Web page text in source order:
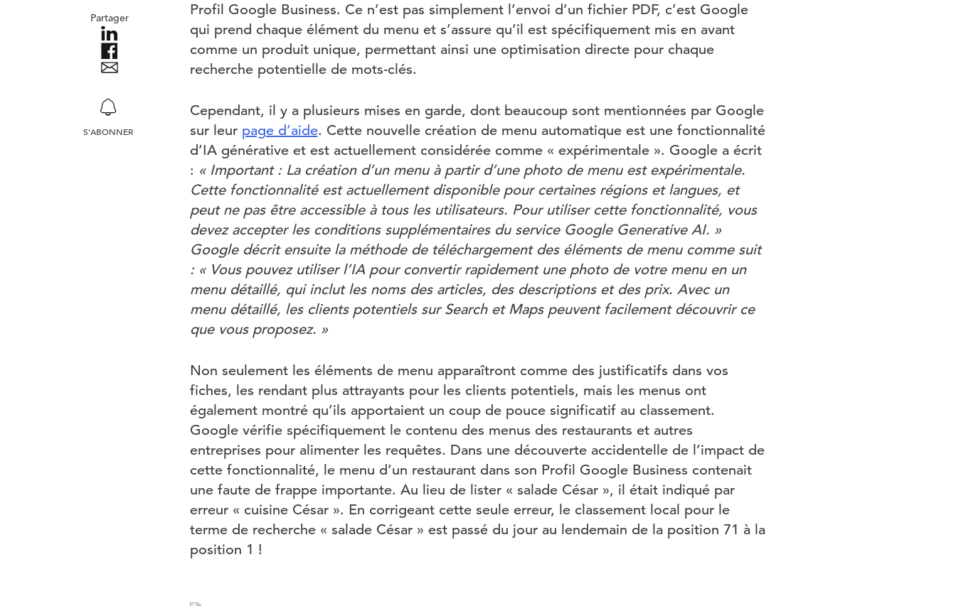
Partager
S’ABONNER
Profil Google Business. Ce n’est pas simplement l’envoi d’un fichier PDF, c’est Google
qui prend chaque élément du menu et s’assure qu’il est spécifiquement mis en avant
comme un produit unique, permettant ainsi une optimisation directe pour chaque
recherche potentielle de mots-clés.
Cependant, il y a plusieurs mises en garde, dont beaucoup sont mentionnées par Google
sur leur page d’aide. Cette nouvelle création de menu automatique est une fonctionnalité
d’IA générative et est actuellement considérée comme « expérimentale ». Google a écrit
: « Important : La création d’un menu à partir d’une photo de menu est expérimentale.
Cette fonctionnalité est actuellement disponible pour certaines régions et langues, et
peut ne pas être accessible à tous les utilisateurs. Pour utiliser cette fonctionnalité, vous
devez accepter les conditions supplémentaires du service Google Generative AI. »
Google décrit ensuite la méthode de téléchargement des éléments de menu comme suit
: « Vous pouvez utiliser l’IA pour convertir rapidement une photo de votre menu en un
menu détaillé, qui inclut les noms des articles, des descriptions et des prix. Avec un
menu détaillé, les clients potentiels sur Search et Maps peuvent facilement découvrir ce
que vous proposez. »
Non seulement les éléments de menu apparaîtront comme des justificatifs dans vos
fiches, les rendant plus attrayants pour les clients potentiels, mais les menus ont
également montré qu’ils apportaient un coup de pouce significatif au classement.
Google vérifie spécifiquement le contenu des menus des restaurants et autres
entreprises pour alimenter les requêtes. Dans une découverte accidentelle de l’impact de
cette fonctionnalité, le menu d’un restaurant dans son Profil Google Business contenait
une faute de frappe importante. Au lieu de lister « salade César », il était indiqué par
erreur « cuisine César ». En corrigeant cette seule erreur, le classement local pour le
terme de recherche « salade César » est passé du jour au lendemain de la position 71 à la
position 1 !